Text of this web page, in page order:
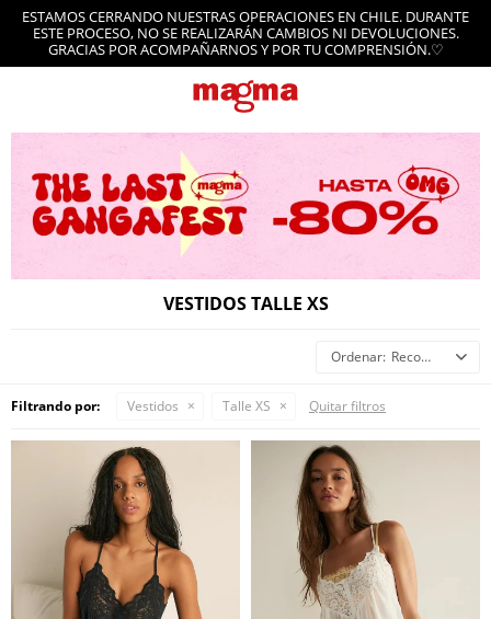
ESTAMOS CERRANDO NUESTRAS OPERACIONES EN CHILE. DURANTE
ESTE PROCESO, NO SE REALIZARÁN CAMBIOS NI DEVOLUCIONES.
GRACIAS POR ACOMPAÑARNOS Y POR TU COMPRENSIÓN.♡
VESTIDOS TALLE XS
Recomendados
Filtrando por: Vestidos Talle XS Quitar filtros